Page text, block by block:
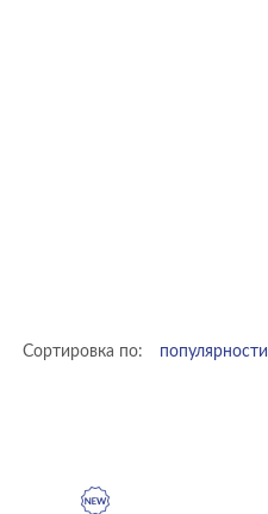
Сортировка по: популярности